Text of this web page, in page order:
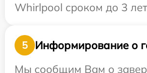
Whirlpool сроком до 3
5
Информирование о
Мы сообщим Вам о